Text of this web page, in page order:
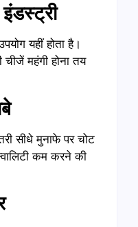
यहीं होता है।
महंगी होना तय
सीधे मुनाफे पर चोट
कम करने की